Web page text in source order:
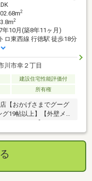
2
2
年10月(築8年11ヶ月)
ロ東西線 行徳駅 徒歩18分
川市幸２丁目
建設住宅性能評価付
所有権
【おかげさまでグーグ
19帖以上】【外壁メン